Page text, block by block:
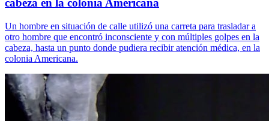
cabeza en la colonia Americana
Un hombre en situación de calle utilizó una carreta para trasladar a
otro hombre que encontró inconsciente y con múltiples golpes en la
cabeza, hasta un punto donde pudiera recibir atención médica, en la
colonia Americana.